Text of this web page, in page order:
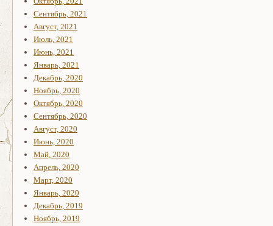
Сентябрь, 2021
Август, 2021
Июль, 2021
Июнь, 2021
Январь, 2021
Декабрь, 2020
Ноябрь, 2020
Октябрь, 2020
Сентябрь, 2020
Август, 2020
Июнь, 2020
Май, 2020
Апрель, 2020
Март, 2020
Январь, 2020
Декабрь, 2019
Ноябрь, 2019